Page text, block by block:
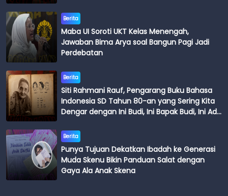
Berita
Maba UI Soroti UKT Kelas Menengah,
Jawaban Bima Arya soal Bangun Pagi Jadi
Perdebatan
Berita
Siti Rahmani Rauf, Pengarang Buku Bahasa
Indonesia SD Tahun 80-an yang Sering Kita
Dengar dengan Ini Budi, Ini Bapak Budi, Ini Adik
Berita
Punya Tujuan Dekatkan Ibadah ke Generasi
Muda Skenu Bikin Panduan Salat dengan
Gaya Ala Anak Skena